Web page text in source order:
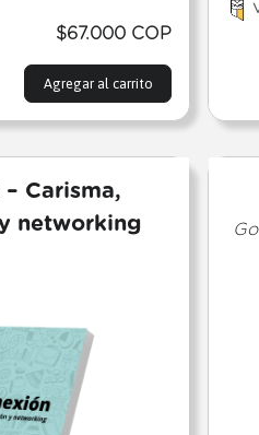
$67.000 COP
Agregar al carrito
Carisma,
networking